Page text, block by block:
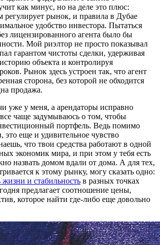
как минус, но на деле это плюс:
регулирует рынок, и правила в Дубае
удобство инвестора. Пытаться
лицензированного агента было бы
Мой риэлтор не просто показывал
гарантом чистоты сделки, удерживая
объекта и контролируя
Рынок здесь устроен так, что агент
сторона, без которой не обходится
продажа.
уже у меня, а арендаторы исправно
чаще задумываюсь о том, чтобы
портфель. Ведь помимо
еще и удивительное чувство
что твои средства работают в одной
экономик мира, и при этом у тебя есть
назвать домом вдали от дома. А для тех,
к этому рынку, могу сказать одно:
жизни и стабильность в разных точках
предлагает соотношение цены,
которое найти где-либо еще довольно